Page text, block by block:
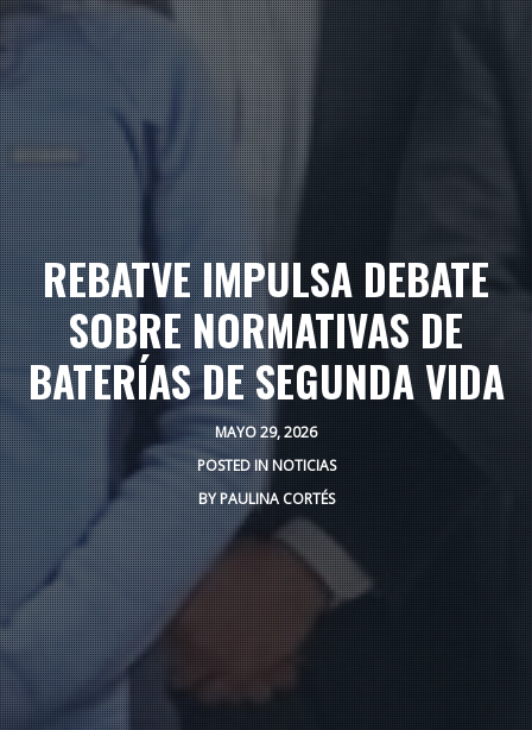
REBATVE IMPULSA DEBATE
SOBRE NORMATIVAS DE
BATERÍAS DE SEGUNDA VIDA
MAYO 29, 2026
POSTED INNOTICIAS
BYPAULINA CORTÉS